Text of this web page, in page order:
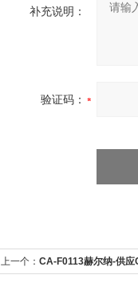
补充说明：
验证码：
上一个： CA-F0113赫尔纳-供